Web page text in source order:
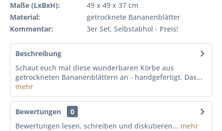
Maße (LxBxH):
49 x 49 x 37 cm
Material:
getrocknete Bananenblätter
Kommentar:
3er Set. Selbstabhol - Preis!
Beschreibung
Schaut euch mal diese wunderbaren Körbe aus
getrockneten Bananenblättern an - handgefertigt. Das...
mehr
Bewertungen
0
Bewertungen lesen, schreiben und diskutieren... mehr